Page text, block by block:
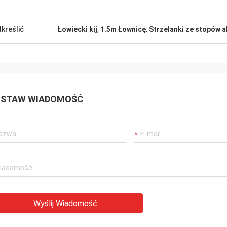
Łowiecki kij, 1.5m Łownicę, Strzelanki ze stopów
WIADOMOŚĆ
Wyślij Wiadomość